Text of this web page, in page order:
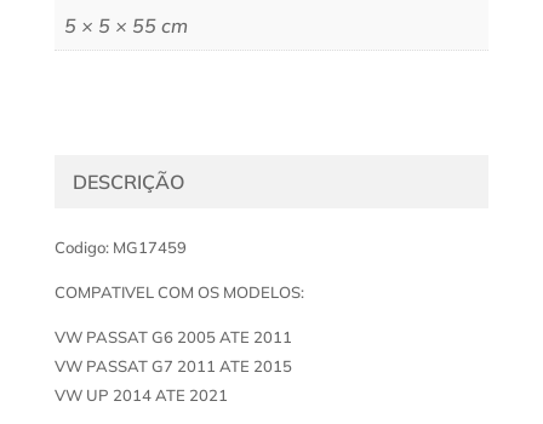
5 × 5 × 55 cm
DESCRIÇÃO
Codigo: MG17459
COMPATIVEL COM OS MODELOS:
VW PASSAT G6 2005 ATE 2011
VW PASSAT G7 2011 ATE 2015
VW UP 2014 ATE 2021